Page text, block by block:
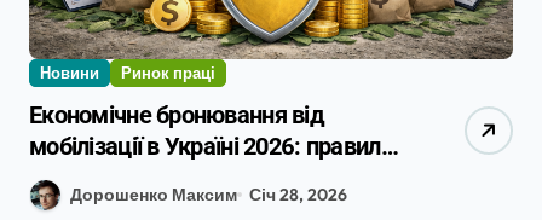
Новини Ринок праці
Економічне бронювання від
мобілізації в Україні 2026: правила
та практика
Дорошенко Максим Січ 28, 2026